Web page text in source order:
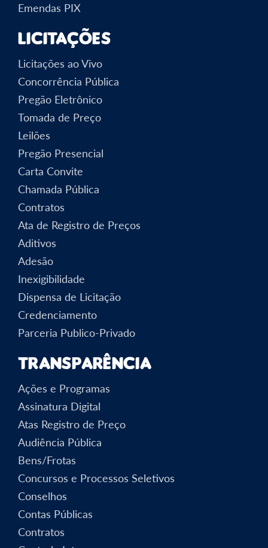
Emendas PIX
Licitações
Licitações ao Vivo
Concorrência Pública
Pregão Eletrônico
Tomada de Preço
Leilões
Pregão Presencial
Carta Convite
Chamada Pública
Contratos
Ata de Registro de Preços
Aditivos
Adesão
Inexigibilidade
Dispensa de Licitação
Credenciamento
Parceria Publico-Privado
Transparência
Ações e Programas
Assinatura Digital
Atas Registro de Preço
Audiência Pública
Bens/Frotas
Concursos e Processos Seletivos
Conselhos
Contas Públicas
Contratos